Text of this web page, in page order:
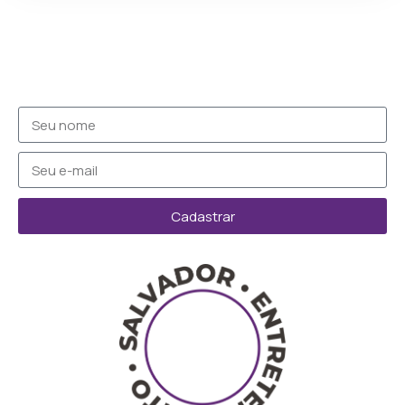
Cadastrar